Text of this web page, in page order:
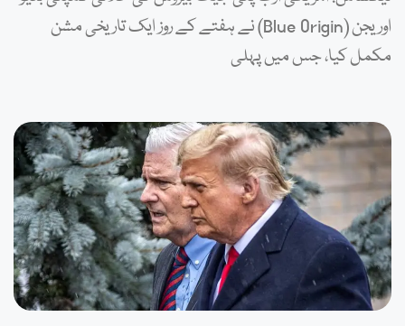
اوریجن (Blue Origin) نے ہفتے کے روز ایک تاریخی مشن
مکمل کیا، جس میں پہلی